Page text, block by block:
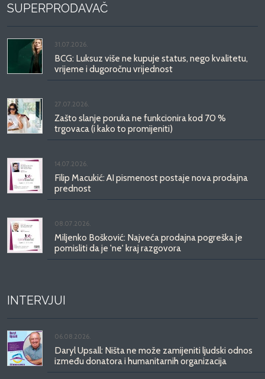
SUPERPRODAVAČ
31.07.2026.
BCG: Luksuz više ne kupuje status, nego kvalitetu,
vrijeme i dugoročnu vrijednost
27.07.2026.
Zašto slanje poruka ne funkcionira kod 70 %
trgovaca (i kako to promijeniti)
14.07.2026.
Filip Macukić: AI pismenost postaje nova prodajna
prednost
08.07.2026.
Miljenko Bošković: Najveća prodajna pogreška je
pomisliti da je 'ne' kraj razgovora
INTERVJUI
06.08.2026.
Daryl Upsall: Ništa ne može zamijeniti ljudski odnos
između donatora i humanitarnih organizacija